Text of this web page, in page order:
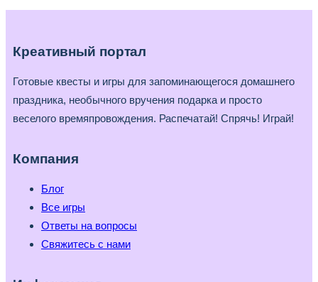
Креативный портал
Готовые квесты и игры для запоминающегося домашнего
праздника, необычного вручения подарка и просто
веселого времяпровождения. Распечатай! Спрячь! Играй!
Компания
Блог
Все игры
Ответы на вопросы
Свяжитесь с нами